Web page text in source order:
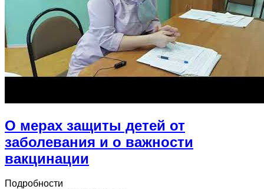
О мерах защиты детей от
заболевания и о важности
вакцинации
Подробности